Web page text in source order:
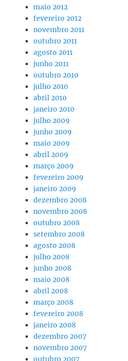
maio 2012
fevereiro 2012
novembro 2011
outubro 2011
agosto 2011
junho 2011
outubro 2010
julho 2010
abril 2010
janeiro 2010
julho 2009
junho 2009
maio 2009
abril 2009
março 2009
fevereiro 2009
janeiro 2009
dezembro 2008
novembro 2008
outubro 2008
setembro 2008
agosto 2008
julho 2008
junho 2008
maio 2008
abril 2008
março 2008
fevereiro 2008
janeiro 2008
dezembro 2007
novembro 2007
outubro 2007